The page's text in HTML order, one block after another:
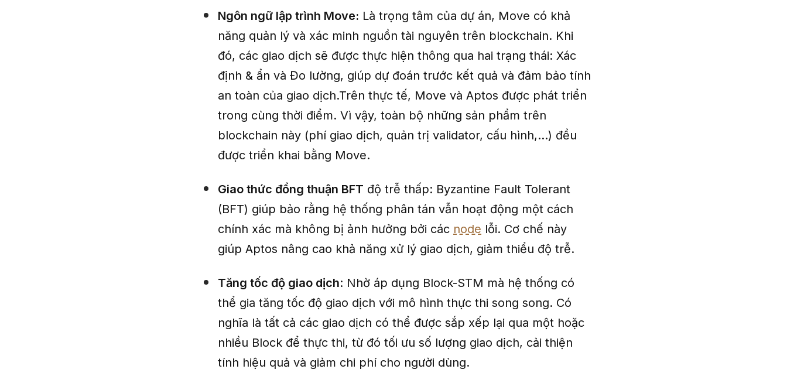
Ngôn ngữ lập trình Move: Là trọng tâm của dự án, Move có khả
năng quản lý và xác minh nguồn tài nguyên trên blockchain. Khi
đó, các giao dịch sẽ được thực hiện thông qua hai trạng thái: Xác
định & ẩn và Đo lường, giúp dự đoán trước kết quả và đảm bảo tính
an toàn của giao dịch.Trên thực tế, Move và Aptos được phát triển
trong cùng thời điểm. Vì vậy, toàn bộ những sản phẩm trên
blockchain này (phí giao dịch, quản trị validator, cấu hình,...) đều
được triển khai bằng Move.
Giao thức đồng thuận BFT độ trễ thấp: Byzantine Fault Tolerant
(BFT) giúp bảo rằng hệ thống phân tán vẫn hoạt động một cách
chính xác mà không bị ảnh hưởng bởi các node lỗi. Cơ chế này
giúp Aptos nâng cao khả năng xử lý giao dịch, giảm thiểu độ trễ.
Tăng tốc độ giao dịch: Nhờ áp dụng Block-STM mà hệ thống có
thể gia tăng tốc độ giao dịch với mô hình thực thi song song. Có
nghĩa là tất cả các giao dịch có thể được sắp xếp lại qua một hoặc
nhiều Block để thực thi, từ đó tối ưu số lượng giao dịch, cải thiện
tính hiệu quả và giảm chi phí cho người dùng.